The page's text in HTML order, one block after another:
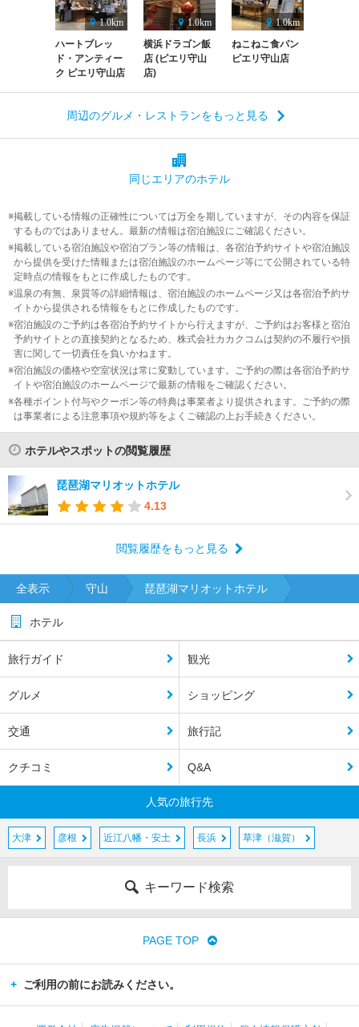
1.0km
ハートブレッ
ド・アンティー
ク ピエリ守山店
1.0km
横浜ドラゴン飯
店 (ピエリ守山
店)
1.0km
ねこねこ食パン
ピエリ守山店
周辺のグルメ・レストランをもっと見る
同じエリアのホテル
掲載している情報の正確性については万全を期していますが、その内容を保証
するものではありません。最新の情報は宿泊施設にご確認ください。
掲載している宿泊施設や宿泊プラン等の情報は、各宿泊予約サイトや宿泊施設
から提供を受けた情報または宿泊施設のホームページ等にて公開されている特
定時点の情報をもとに作成したものです。
温泉の有無、泉質等の詳細情報は、宿泊施設のホームページ又は各宿泊予約サ
イトから提供される情報をもとに作成したものです。
宿泊施設のご予約は各宿泊予約サイトから行えますが、ご予約はお客様と宿泊
予約サイトとの直接契約となるため、株式会社カカクコムは契約の不履行や損
害に関して一切責任を負いかねます。
宿泊施設の価格や空室状況は常に変動しています。ご予約の際は各宿泊予約サ
イトや宿泊施設のホームページで最新の情報をご確認ください。
各種ポイント付与やクーポン等の特典は事業者より提供されます。ご予約の際
は事業者による注意事項や規約等をよくご確認の上お手続きください。
ホテルやスポットの閲覧履歴
琵琶湖マリオットホテル
4.13
閲覧履歴をもっと見る
全表示 守山 琵琶湖マリオットホテル
ホテル
旅行ガイド 観光
グルメ ショッピング
交通 旅行記
クチコミ Q&A
人気の旅行先
大津 彦根 近江八幡・安土 長浜 草津（滋賀）
キーワード検索
PAGE TOP
ご利用の前にお読みください。